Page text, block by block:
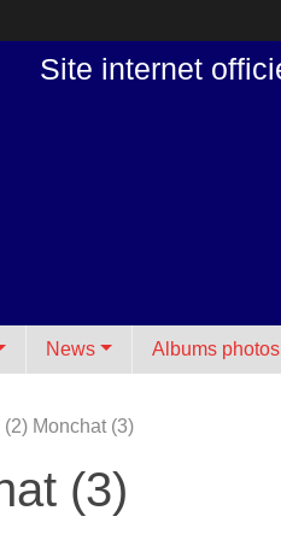
Site internet
News Albums photos
Monchat (3)
(3)